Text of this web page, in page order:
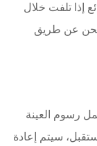
إذا تلفت خلال
عن طريق
رسوم العينة
سيتم إعادة